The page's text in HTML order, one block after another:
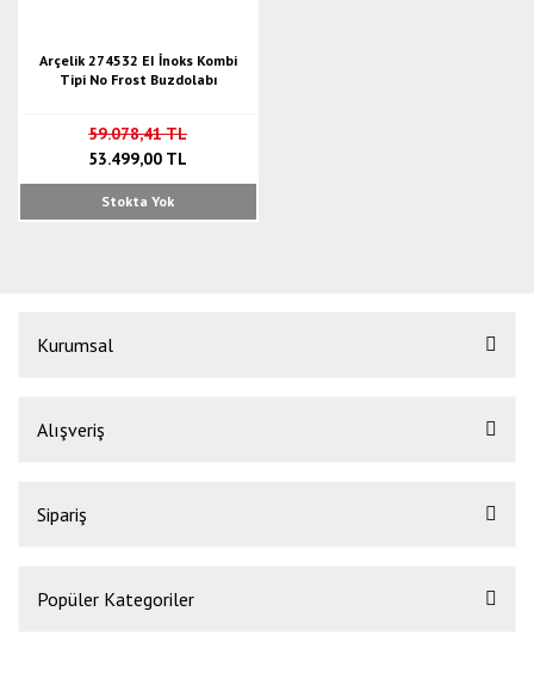
Arçelik 274532 EI İnoks Kombi
Tipi No Frost Buzdolabı
59.078,41 TL
53.499,00 TL
Stokta Yok
Kurumsal
Alışveriş
Sipariş
Popüler Kategoriler